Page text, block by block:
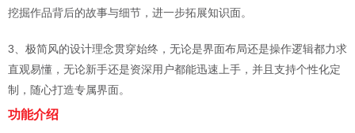
挖掘作品背后的故事与细节，进一步拓展知识面。
3、极简风的设计理念贯穿始终，无论是界面布局还是操作逻辑都力求
直观易懂，无论新手还是资深用户都能迅速上手，并且支持个性化定
制，随心打造专属界面。
功能介绍